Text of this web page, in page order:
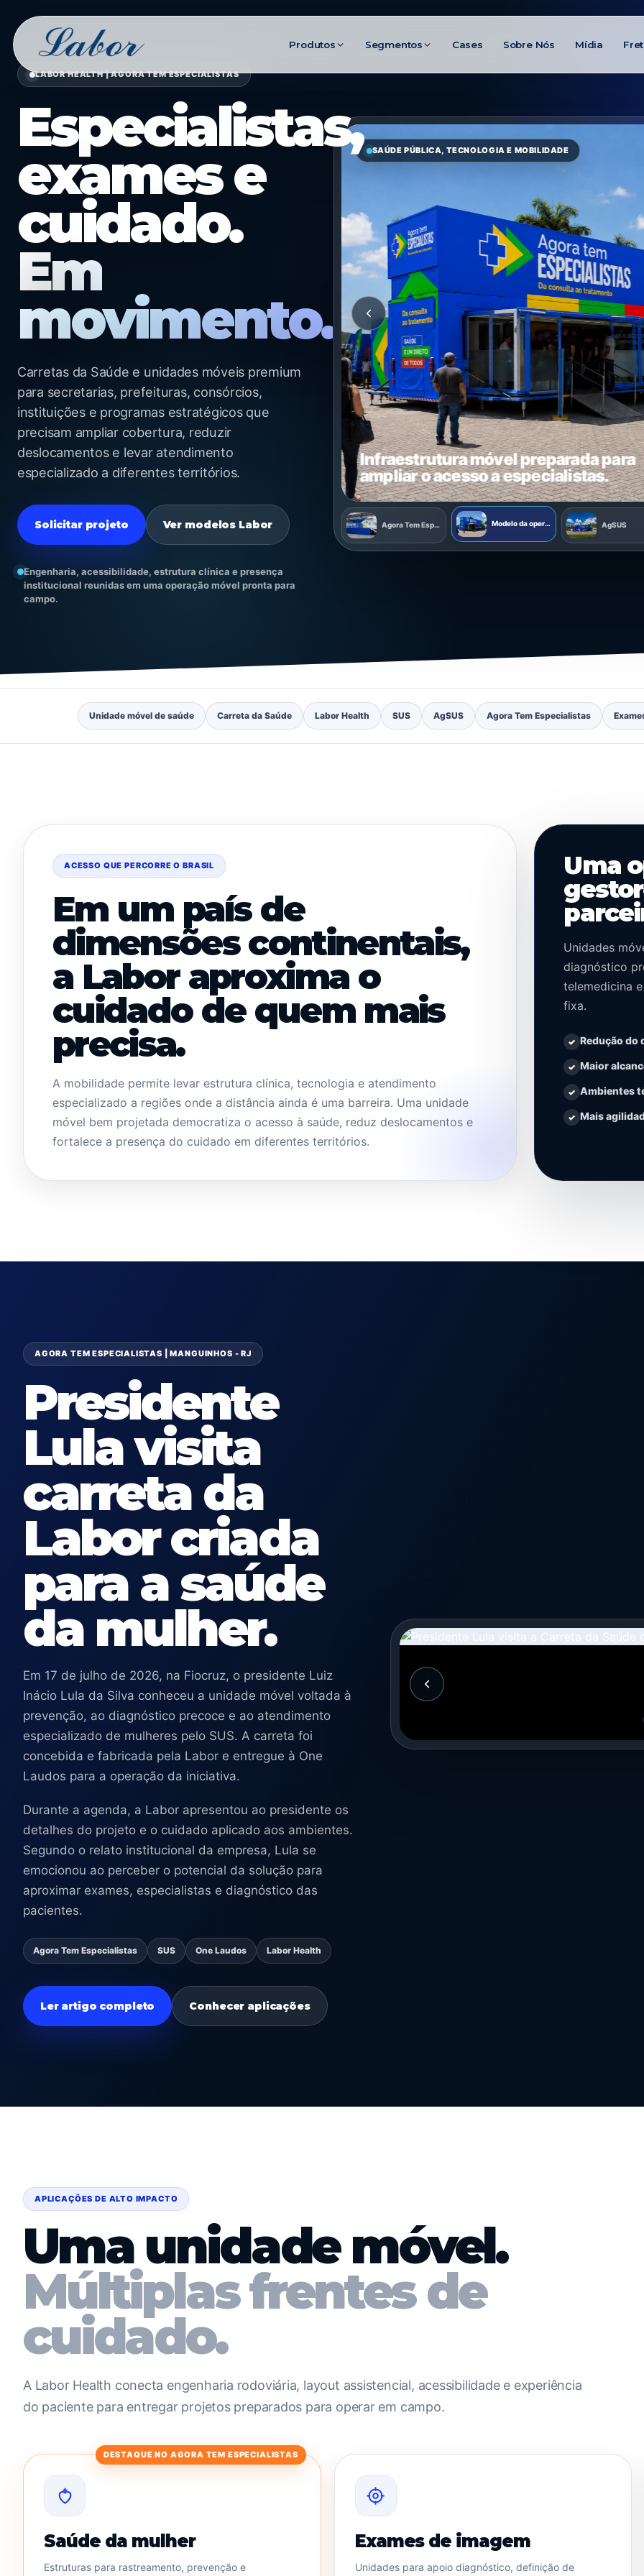
Produtos Segmentos Cases Sobre Nós Mídia
LABOR HEALTH | AGORA TEM ESPECIALISTAS
Especialistas,
exames e
cuidado.
Em
movimento.
Carretas da Saúde e unidades móveis premium
para secretarias, prefeituras, consórcios,
instituições e programas estratégicos que
precisam ampliar cobertura, reduzir
deslocamentos e levar atendimento
especializado a diferentes territórios.
Solicitar projeto Ver modelos Labor
Engenharia, acessibilidade, estrutura clínica e presença
institucional reunidas em uma operação móvel pronta para
campo.
SAÚDE PÚBLICA, TECNOLOGIA E MOBILIDADE
Especialistas: atendimento
o Brasil.
Infraestrutura móvel preparada para
ampliar o acesso a especialistas.
Agora Tem Especialistas Modelo da operação AgSUS
Unidade móvel de saúde Carreta da Saúde Labor Health SUS AgSUS Agora Tem Especialistas
ACESSO QUE PERCORRE O BRASIL
Em um país de
dimensões continentais,
a Labor aproxima o
cuidado de quem mais
precisa.
A mobilidade permite levar estrutura clínica, tecnologia e atendimento
especializado a regiões onde a distância ainda é uma barreira. Uma unidade
móvel bem projetada democratiza o acesso à saúde, reduz deslocamentos e
fortalece a presença do cuidado em diferentes territórios.
Uma
Unidades
diagnóstico
telemedicina
fixa.
Redução do
Maior
Ambientes
Mais
AGORA TEM ESPECIALISTAS | MANGUINHOS - RJ
Presidente
Lula visita
carreta da
Labor criada
para a saúde
da mulher.
Em 17 de julho de 2026, na Fiocruz, o presidente Luiz
Inácio Lula da Silva conheceu a unidade móvel voltada à
prevenção, ao diagnóstico precoce e ao atendimento
especializado de mulheres pelo SUS. A carreta foi
concebida e fabricada pela Labor e entregue à One
Laudos para a operação da iniciativa.
Durante a agenda, a Labor apresentou ao presidente os
detalhes do projeto e o cuidado aplicado aos ambientes.
Segundo o relato institucional da empresa, Lula se
emocionou ao perceber o potencial da solução para
aproximar exames, especialistas e diagnóstico das
pacientes.
Agora Tem Especialistas SUS One Laudos Labor Health
Ler artigo completo Conhecer aplicações
APLICAÇÕES DE ALTO IMPACTO
Uma unidade móvel.
Múltiplas frentes de
cuidado.
A Labor Health conecta engenharia rodoviária, layout assistencial, acessibilidade e experiência
do paciente para entregar projetos preparados para operar em campo.
DESTAQUE NO AGORA TEM ESPECIALISTAS
Saúde da mulher
Estruturas para rastreamento, prevenção e
Exames de imagem
Unidades para apoio diagnóstico, definição de